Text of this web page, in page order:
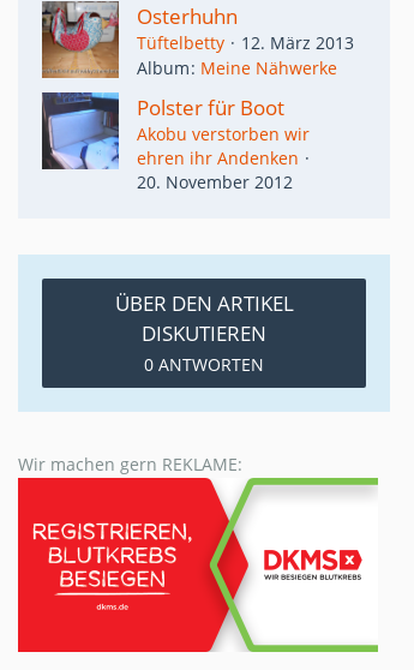
Osterhuhn
Tüftelbetty
12. März 2013
Album Meine Nähwerke
Polster für Boot
Akobu verstorben wir
ehren ihr Andenken
20. November 2012
ÜBER DEN ARTIKEL
DISKUTIEREN
0 ANTWORTEN
Wir machen gern REKLAME: